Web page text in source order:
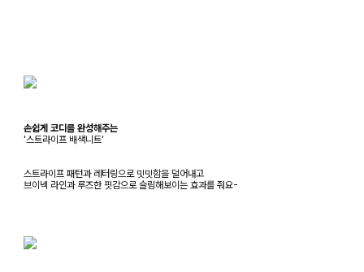
손쉽게 코디를 완성해주는
'스트라이프 배색니트'
스트라이프 패턴과 레터링으로 밋밋함을 덜어내고
브이넥 라인과 루즈한 핏감으로 슬림해보이는 효과를 줘요-